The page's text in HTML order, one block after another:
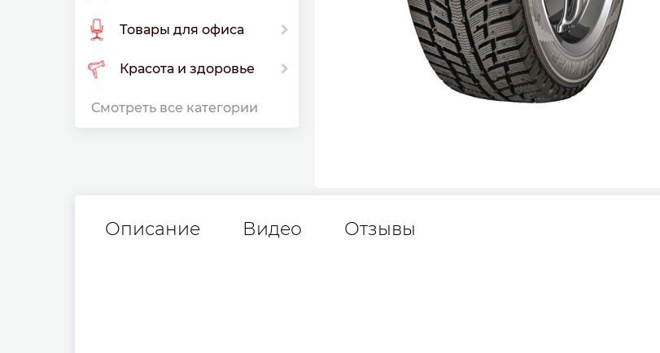
Товары для офиса
Красота и здоровье
Смотреть все категории
Описание Видео Отзывы